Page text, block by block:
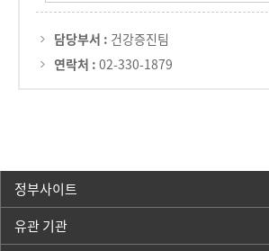
담당부서 : 건강증진팀
연락처 : 02-330-1879